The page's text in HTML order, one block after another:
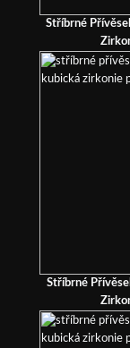
Stříbrné
Stříbrné